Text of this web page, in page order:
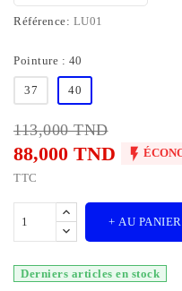
Référence: LU01
Pointure : 40
37 40
113,000 TND
88,000 TND 
TTC
+ AU PANIER
Derniers articles en stock